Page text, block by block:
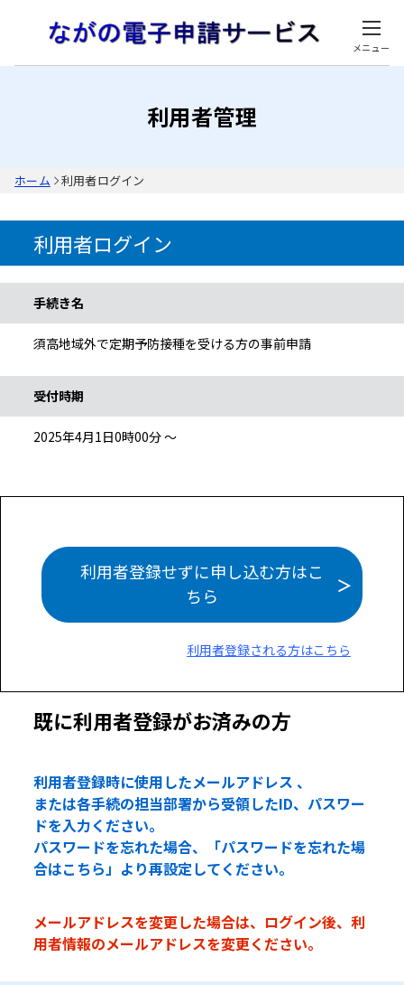
メニュー
利用者管理
ホーム 利用者ログイン
利用者ログイン
手続き名
須高地域外で定期予防接種を受ける方の事前申請
受付時期
2025年4月1日0時00分 ～
利用者登録せずに申し込む方はこ
ちら
利用者登録される方はこちら
既に利用者登録がお済みの方
利用者登録時に使用したメールアドレス 、
または各手続の担当部署から受領したID、パスワー
ドを入力ください。
パスワードを忘れた場合、「パスワードを忘れた場
合はこちら」より再設定してください。
メールアドレスを変更した場合は、ログイン後、利
用者情報のメールアドレスを変更ください。